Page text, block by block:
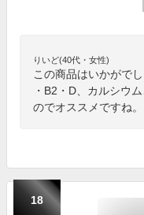
りいど(40代・女性)
この商品はいかがで
・B2・D、カルシウ
のでオススメですね。
18